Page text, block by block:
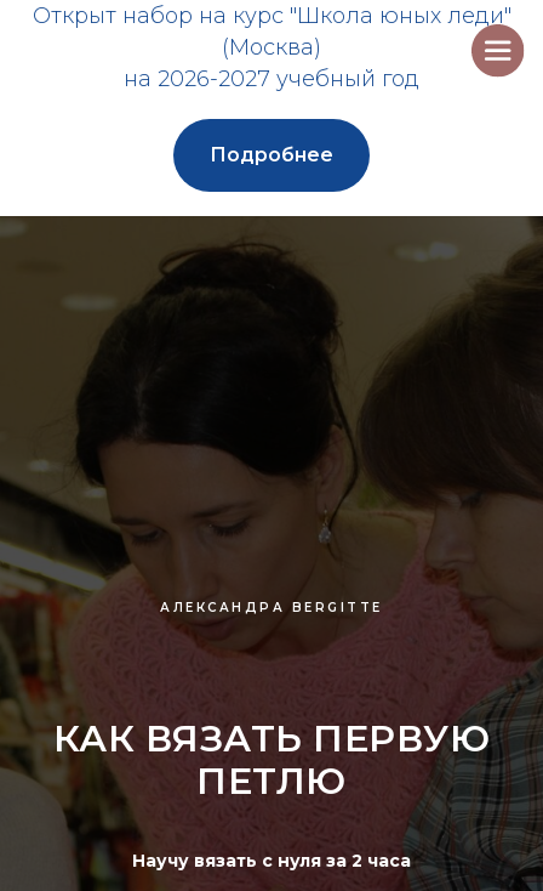
Открыт набор на курс "Школа юных леди"
(Москва)
на 2026-2027 учебный год
Подробнее
АЛЕКСАНДРА BERGITTE
КАК ВЯЗАТЬ ПЕРВУЮ
ПЕТЛЮ
Научу вязать с нуля за 2 часа